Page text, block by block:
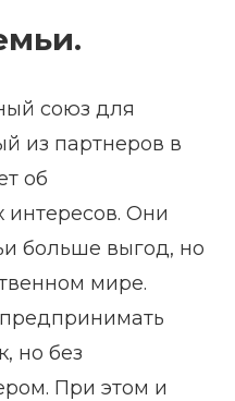
союз для
из партнеров в
об
интересов. Они
больше выгод, но
мире.
но без
При этом и